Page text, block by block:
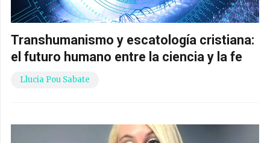
Transhumanismo y escatología cristiana:
el futuro humano entre la ciencia y la fe
Llucia Pou Sabate